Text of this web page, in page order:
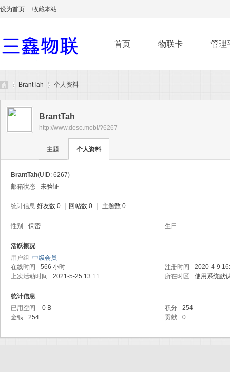
设为首页 收藏本站
首页 物联卡 管理
BrantTah
›
个人资料
BrantTah
http://www.deso.mobi/?6267
主题 个人资料
BrantTah(UID: 6267)
邮箱状态
未验证
统计信息 好友数 0 回帖数 0 主题数 0
性别 保密 生日 -
活跃概况
用户组 中级会员
在线时间
566 小时 注册时间
2020-4-9
上次活动时间
2021-5-25 13:11 所在时区 使用系统默
统计信息
已用空间
0 B 积分
254
金钱
254 贡献 0